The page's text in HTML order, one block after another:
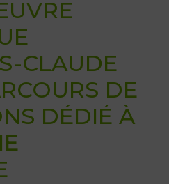
CLAUDE
DE
DÉDIÉ À